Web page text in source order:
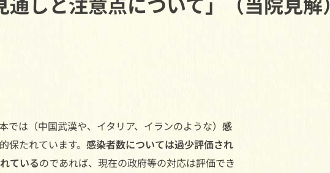
では（中国武漢や、イタリア、イランのような） 感
保たれています。 感染者数については過少評価され
ているのであれば、現在の政府等の対応は評価でき